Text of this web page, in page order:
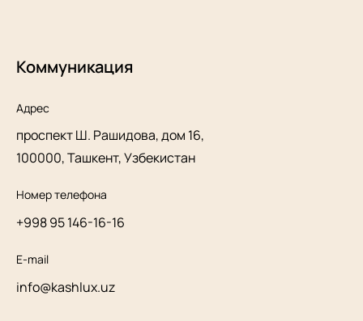
Коммуникация
Адрес
проспект Ш. Рашидова, дом 16,
100000, Ташкент, Узбекистан
Номер телефона
+998 95 146-16-16
E-mail
info@kashlux.uz